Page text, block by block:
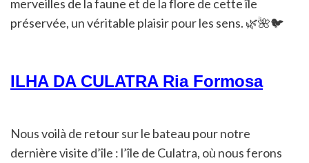
merveilles de la faune et de la flore de cette île
préservée, un véritable plaisir pour les sens. 🌿🌺🐦
ILHA DA CULATRA Ria Formosa
Nous voilà de retour sur le bateau pour notre
dernière visite d’île : l’île de Culatra, où nous ferons